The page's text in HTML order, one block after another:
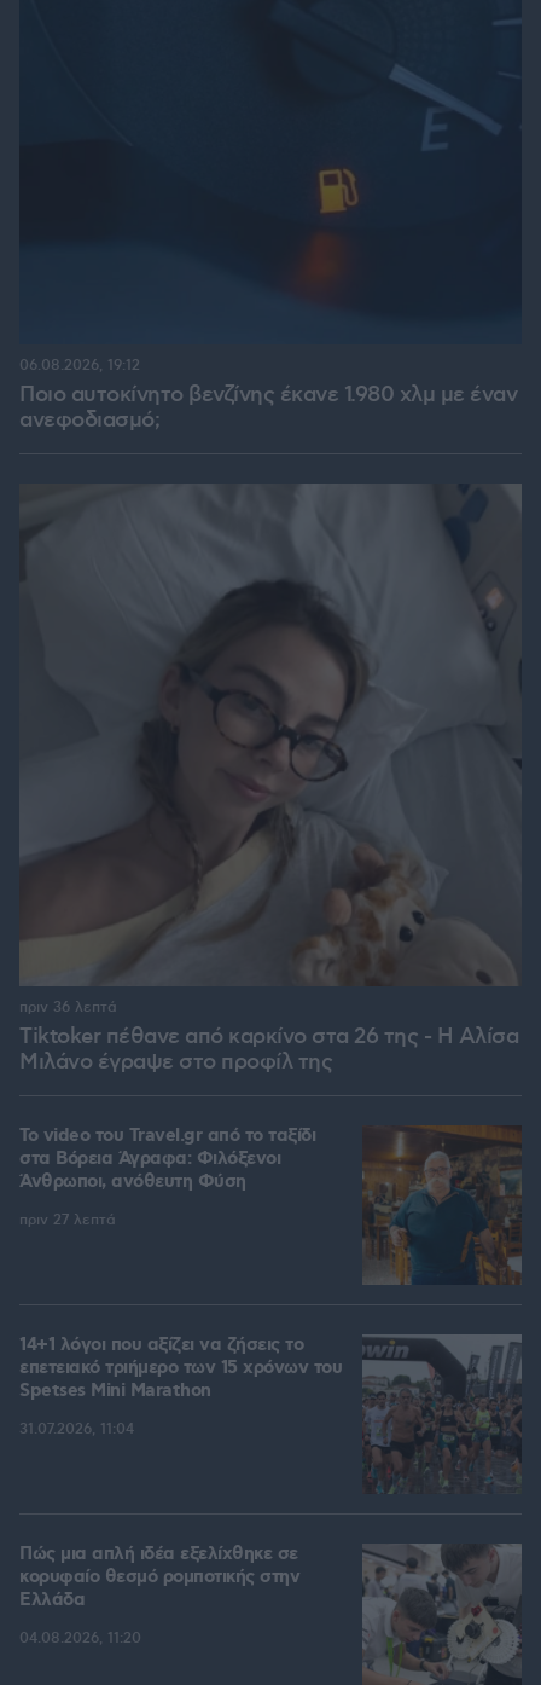
Ποιο αυτοκίνητο βενζίνης έκανε 1.980 χλμ με έναν
ανεφοδιασμό;
06.08.2026, 19:12
Tiktoker πέθανε από καρκίνο στα 26 της - Η Αλίσα
Μιλάνο έγραψε στο προφίλ της
πριν 36 λεπτά
To video του Travel.gr από το ταξίδι
στα Βόρεια Άγραφα: Φιλόξενοι
Άνθρωποι, ανόθευτη Φύση
πριν 27 λεπτά
14+1 λόγοι που αξίζει να ζήσεις το
επετειακό τριήμερο των 15 χρόνων του
Spetses Mini Marathon
31.07.2026, 11:04
Πώς μια απλή ιδέα εξελίχθηκε σε
κορυφαίο θεσμό ρομποτικής στην
Ελλάδα
04.08.2026, 11:20